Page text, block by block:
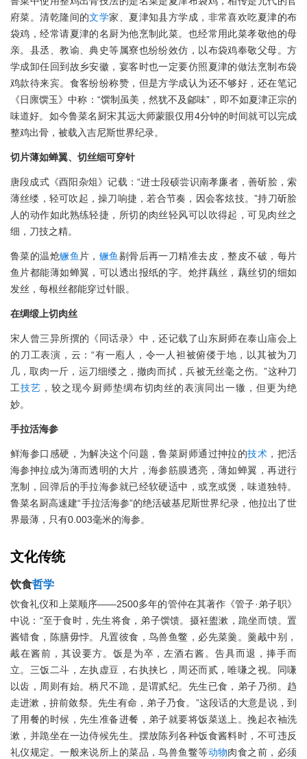
府菜。清乾隆间的文学家、夏津知县方学成，非常喜欢吃夏津的布
袋鸡，经常请夏津的名厨为他烹制此菜。也经常用此菜孝敬他的母
亲。县丞、教谕、典史等属寮也纷纷效仿，以布袋鸡奉敬父母。方
学成卸任回到故乡安徽，宴客时也一定要仿照夏津的做法烹制布袋
鸡款待来宾。食客纷纷称赞，但是方学成认为还不够好，还在笔记
《日廪馔玉》中称：“馔制虽美，然犹不及鄃味”，即不如夏津正宗的
味道好。如今鲁菜名厨宋其远大师蒙眼仅用4分钟的时间就可以完成
整鸡出骨，被载入吉尼斯世界纪录。
切片薄如蝉翼、切丝细可穿针
唐段成式《酉阳杂俎》记载：“进士段硕尝识南孝廉者，善斫脍，索
薄丝缕，轻可吹起，操刀响捷，若合节奏，因会客炫技。”持刀斫脍
人的动作如此熟练轻捷，所切的肉丝轻风可以吹得起，可见肉丝之
细，刀技之精。
鲁菜的温炝鳜鱼 片， 鳜鱼剔骨后再一刀精准去皮，整皮不破，每片
鱼片都能薄如蝉翼，可以透出报纸的字。炝拌藕丝，藕丝切的细如
发丝，每根丝都能穿过针眼。
在绸缎上切肉丝
宋人曾三异所撰的《同话录》中，还记载了山东厨师在泰山庙会上
的刀工表演，云：“有一庖人，令一人袒被俯偻于地，以其被为刀
几，取肉一斤，运刀细缕之，撤肉而拭，兵被无丝毫之伤。”这种刀
工技艺 ，较之现今厨师垫绸布切肉丝的表演同出一辙，但更为绝
妙。
手拉活海参
鲜海参口感硬，为解决这个问题，鲁菜厨师通过抻拉的技术 ，把活
海参抻拉成为薄而透明的大片，海参筋膜透亮，薄如蝉翼，再进行
烹制，回弹后的手拉海参就已经软硬适中，或烹或煲，味道独特。
鲁菜名厨高速建“手拉活海参”的绝活破基尼斯世界纪录，他拉出了世
界最薄，只有0.003毫米的海参。
文化传统
饮食哲学
饮食礼仪和上菜顺序——2500多年的管仲在其著作《管子·弟子职》
中说：“至于食时，先生将食，弟子馔馈。摄衽盥漱，跪坐而馈。置
酱错食，陈膳毋悖。凡置彼食，鸟兽鱼鳖，必先菜羹。羹胾中别，
胾在酱前，其设要方。饭是为卒，左酒右酱。告具而退，捧手而
立。三饭二斗，左执虚豆，右执挟匕，周还而贰，唯嗛之视。同嗛
以齿，周则有始。柄尺不跪，是谓贰纪。先生已食，弟子乃彻。趋
走进漱，拚前敛祭。先生有命，弟子乃食。”这段话的大意是说，到
了用餐的时候，先生准备进餐，弟子就要将饭菜送上。挽起衣袖洗
漱，并跪坐在一边侍候先生。摆放陈列各种饭食酱料时，不可违反
礼仪规定。一般来说所上的菜品，鸟兽鱼鳖等动物肉食之前，必须